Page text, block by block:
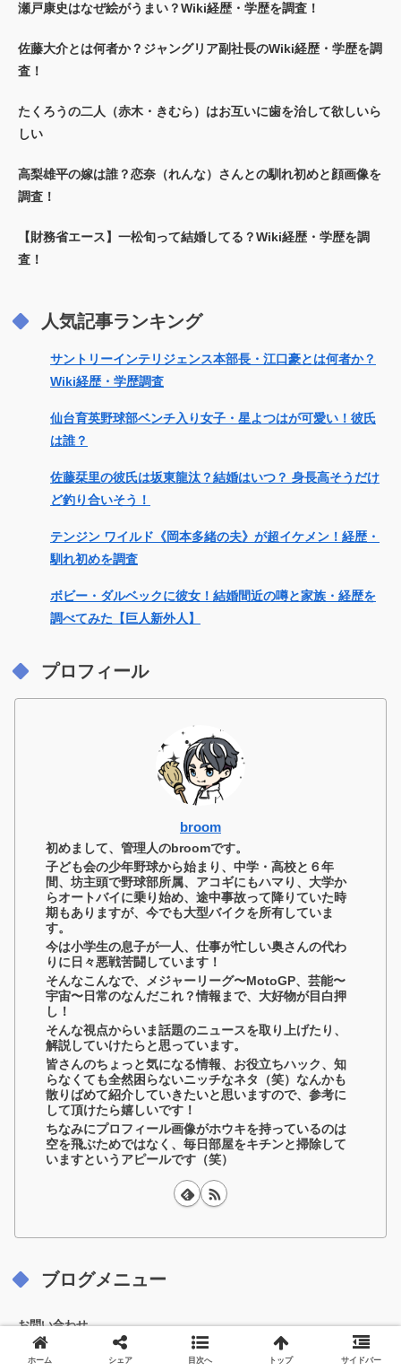
瀬戸康史はなぜ絵がうまい？Wiki経歴・学歴を調査！
佐藤大介とは何者か？ジャングリア副社長のWiki経歴・学歴を調
査！
たくろうの二人（赤木・きむら）はお互いに歯を治して欲しいら
しい
高梨雄平の嫁は誰？恋奈（れんな）さんとの馴れ初めと顔画像を
調査！
【財務省エース】一松旬って結婚してる？Wiki経歴・学歴を調
査！
人気記事ランキング
サントリーインテリジェンス本部長・江口豪とは何者か？
Wiki経歴・学歴調査
仙台育英野球部ベンチ入り女子・星よつはが可愛い！彼氏
は誰？
佐藤栞里の彼氏は坂東龍汰？結婚はいつ？ 身長高そうだけ
ど釣り合いそう！
テンジン ワイルド《岡本多緒の夫》が超イケメン！経歴・
馴れ初めを調査
ボビー・ダルベックに彼女！結婚間近の噂と家族・経歴を
調べてみた【巨人新外人】
プロフィール
broom
初めまして、管理人のbroomです。
子ども会の少年野球から始まり、中学・高校と６年
間、坊主頭で野球部所属、アコギにもハマり、大学か
らオートバイに乗り始め、途中事故って降りていた時
期もありますが、今でも大型バイクを所有していま
す。
今は小学生の息子が一人、仕事が忙しい奥さんの代わ
りに日々悪戦苦闘しています！
そんなこんなで、メジャーリーグ〜MotoGP、芸能〜
宇宙〜日常のなんだこれ？情報まで、大好物が目白押
し！
そんな視点からいま話題のニュースを取り上げたり、
解説していけたらと思っています。
皆さんのちょっと気になる情報、お役立ちハック、知
らなくても全然困らないニッチなネタ（笑）なんかも
散りばめて紹介していきたいと思いますので、参考に
して頂けたら嬉しいです！
ちなみにプロフィール画像がホウキを持っているのは
空を飛ぶためではなく、毎日部屋をキチンと掃除して
いますというアピールです（笑）
ブログメニュー
お問い合わせ
サイトマップ
ホーム シェア 目次へ トップ サイドバー